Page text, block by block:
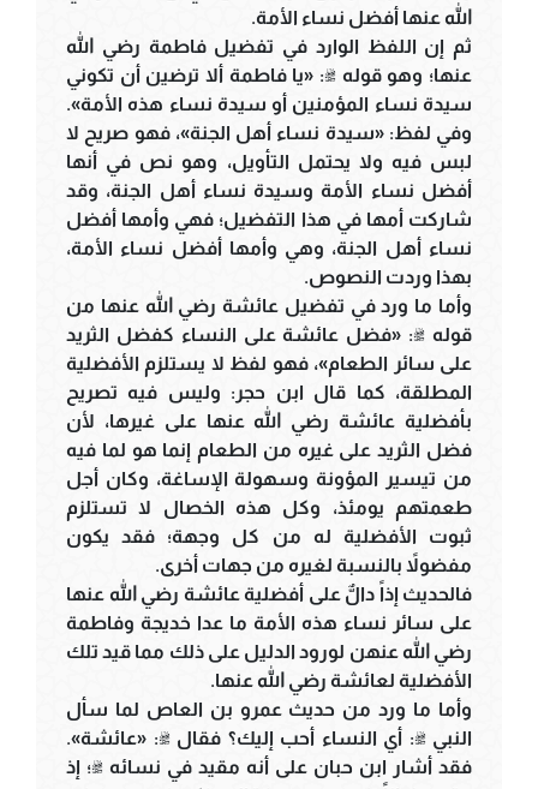
الله عنها أفضل نساء الأمة.
ثم إن اللفظ الوارد في تفضيل فاطمة رضي الله
عنها؛ وهو قوله ﷺ: «يا فاطمة ألا ترضين أن تكوني
سيدة نساء المؤمنين أو سيدة نساء هذه الأمة».
وفي لفظ: «سيدة نساء أهل الجنة»، فهو صريح لا
لبس فيه ولا يحتمل التأويل، وهو نص في أنها
أفضل نساء الأمة وسيدة نساء أهل الجنة، وقد
شاركت أمها في هذا التفضيل؛ فهي وأمها أفضل
نساء أهل الجنة، وهي وأمها أفضل نساء الأمة،
بهذا وردت النصوص.
وأما ما ورد في تفضيل عائشة رضي الله عنها من
قوله ﷺ: «فضل عائشة على النساء كفضل الثريد
على سائر الطعام»، فهو لفظ لا يستلزم الأفضلية
المطلقة، كما قال ابن حجر: وليس فيه تصريح
بأفضلية عائشة رضي الله عنها على غيرها، لأن
فضل الثريد على غيره من الطعام إنما هو لما فيه
من تيسير المؤونة وسهولة الإساغة، وكان أجل
طعمتهم يومئذ، وكل هذه الخصال لا تستلزم
ثبوت الأفضلية له من كل وجهة؛ فقد يكون
مفضولاً بالنسبة لغيره من جهات أخرى.
فالحديث إذاً دالٌّ على أفضلية عائشة رضي الله عنها
على سائر نساء هذه الأمة ما عدا خديجة وفاطمة
رضي الله عنهن لورود الدليل على ذلك مما قيد تلك
الأفضلية لعائشة رضي الله عنها.
وأما ما ورد من حديث عمرو بن العاص لما سأل
النبي ﷺ: أي النساء أحب إليك؟ فقال ﷺ: «عائشة».
فقد أشار ابن حبان على أنه مقيد في نسائه ﷺ؛ إذ